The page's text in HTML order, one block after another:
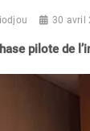
30 avril
pilote de